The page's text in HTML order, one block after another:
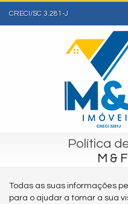
CRECI/SC 3.281-J
Política
M &
Todas as suas informações
para o ajudar a tornar a sua